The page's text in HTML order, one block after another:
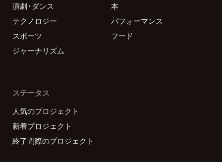
演劇・ダンス
本
テクノロジー
パフォーマンス
スポーツ
フード
ジャーナリズム
ステータス
人気のプロジェクト
新着プロジェクト
終了間際のプロジェクト